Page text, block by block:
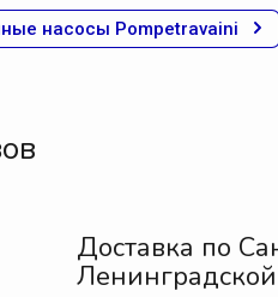
насосы Pompetravaini
Доставка по